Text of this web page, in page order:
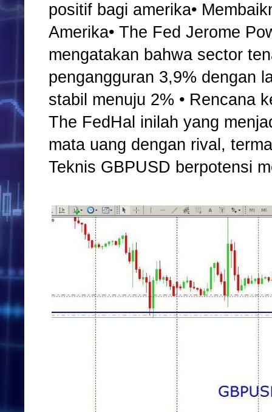
positif bagi amerika•
Amerika• The Fed Jerome
mengatakan bahwa sector
pengangguran 3,9% dengan
stabil menuju 2% • Rencana
The FedHal inilah yang
mata uang dengan rival,
Teknis GBPUSD berpotensi